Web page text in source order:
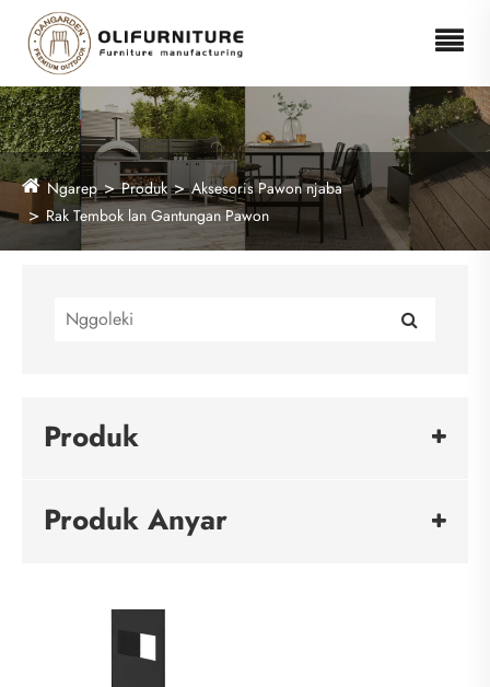
Ngarep Produk
Aksesoris Pawon njaba
Rak Tembok lan Gantungan Pawon
Produk
Produk Anyar